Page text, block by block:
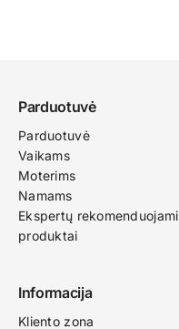
Parduotuvė
Parduotuvė
Vaikams
Moterims
Namams
Ekspertų rekomenduojami
produktai
Informacija
Kliento zona